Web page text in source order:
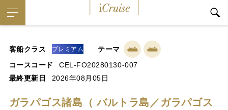
客船クラス プレミアム
テーマ
コースコード
CEL-FO20280130-007
最終更新日
2026年08月05日
ガラパゴス諸島（ バルトラ島／ガラパゴス